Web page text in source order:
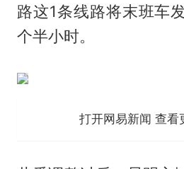
路这1条线路将末班车
个半小时。
打开网易新闻 查看